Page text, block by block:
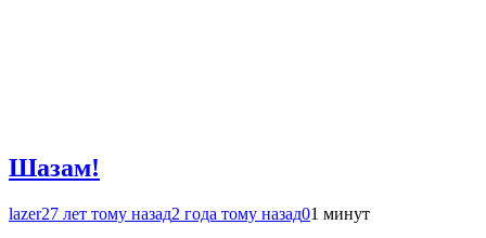
Шазам!
lazer27 лет тому назад2 года тому назад01 минут